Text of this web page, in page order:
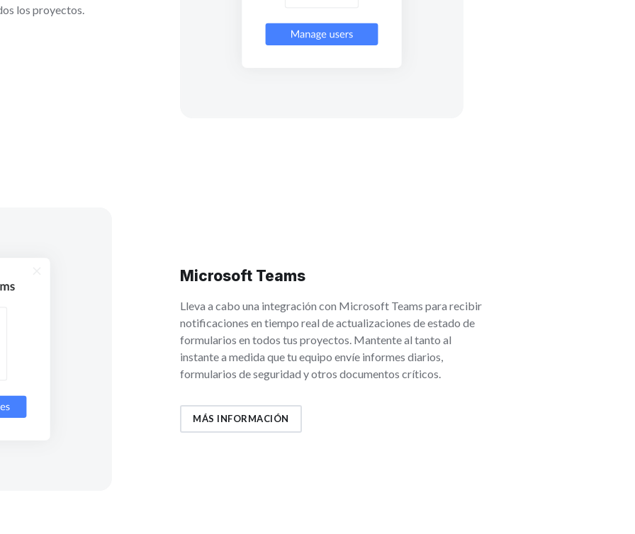
los proyectos.
Microsoft Teams
Lleva a cabo una integración con Microsoft Teams para recibir
notificaciones en tiempo real de actualizaciones de estado de
formularios en todos tus proyectos. Mantente al tanto al
instante a medida que tu equipo envíe informes diarios,
formularios de seguridad y otros documentos críticos.
MÁS INFORMACIÓN